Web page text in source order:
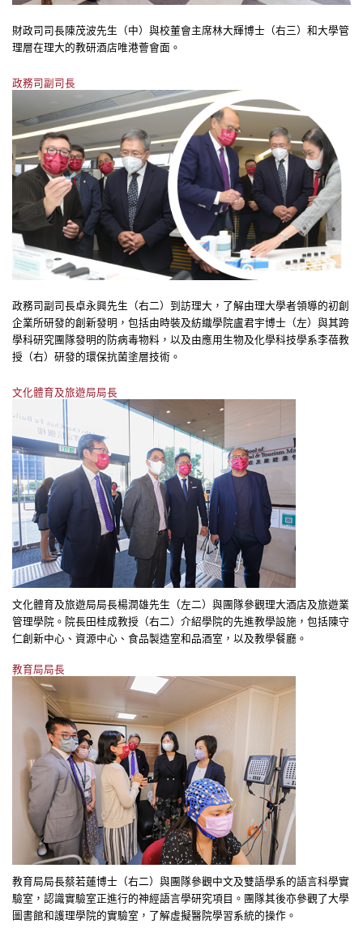
財政司司長陳茂波先生（中）與校董會主席林大輝博士（右三）和大學管
理層在理大的教研酒店唯港薈會面。
政務司副司長
政務司副司長卓永興先生（右二）到訪理大，了解由理大學者領導的初創
企業所研發的創新發明，包括由時裝及紡織學院盧君宇博士（左）與其跨
學科研究團隊發明的防病毒物料，以及由應用生物及化學科技學系李蓓教
授（右）研發的環保抗菌塗層技術。
文化體育及旅遊局局長
文化體育及旅遊局局長楊潤雄先生（左二）與團隊參觀理大酒店及旅遊業
管理學院。院長田桂成教授（右二）介紹學院的先進教學設施，包括陳守
仁創新中心、資源中心、食品製造室和品酒室，以及教學餐廳。
教育局局長
教育局局長蔡若蓮博士（右二）與團隊參觀中文及雙語學系的語言科學實
驗室，認識實驗室正進行的神經語言學研究項目。團隊其後亦參觀了大學
圖書館和護理學院的實驗室，了解虛擬醫院學習系統的操作。